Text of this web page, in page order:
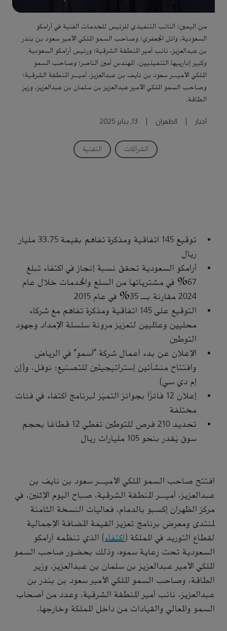
من اليمين: النائب التنفيذي للرئيس للخدمات الفنية في أرامكو
السعودية، وائل الجعفري؛ وصاحب السمو الملكي الأمير سعود بن بندر
بن عبدالعزيز، نائب أمير المنطقة الشرقية؛ ورئيس أرامكو السعودية
وكبير إدارييها التنفيذيين، المهندس أمين الناصر؛ وصاحب السمو
الملكي الأميـر سعود بن نايف بن عبدالعزيز، أميـر المنطقة الشرقية؛
وصاحب السمو الملكي الأمير عبدالعزيز بن سلمان بن عبدالعزيز، وزير
الطاقة.
أخبار الظهران 13, يناير 2025
الشراكات التقنية
توقيع 145 اتفاقية ومذكرة تفاهم بقيمة 33.75 مليار
ريال
أرامكو السعودية تحقق نسبة إنجاز في اكتفاء تبلغ
67% في مشترياتها من السلع والخدمات خلال عام
2024 مقارنة بـ 35% في عام 2015
التوقيع على 145 اتفاقية ومذكرة تفاهم مع شركاء
محليين وعالميين لتعزيز مرونة سلسلة الإمداد وجهود
التوطين
الإعلان عن بدء أعمال شركة "أسمو" في الرياض
وافتتاح منشأتين إستراتيجيتين للتصنيع: نوفل، و(إن
إم دي سي)
إعلان 12 فائزًا بجوائز التميّز لبرنامج اكتفاء في فئات
مختلفة
تحديد 210 فرص للتوطين تغطي 12 قطاعًا بحجم
سوق يُقدر بنحو 105 مليارات ريال
افتتح صاحب السمو الملكي الأميـر سعود بن نايف بن
عبدالعزيز، أميـر المنطقة الشرقية، صباح اليوم الإثنين، في
مركز الظهران إكسبو بالدمام، فعاليات النسخة الثامنة
لمنتدى ومعرض برنامج تعزيز القيمة المُضافة الإجمالية
لقطاع التوريد في المملكة (اكتفاء) الذي تنظمه أرامكو
السعودية تحت رعاية سموه، وذلك بحضور صاحب السمو
الملكي الأمير عبدالعزيز بن سلمان بن عبدالعزيز، وزير
الطاقة، وصاحب السمو الملكي الأمير سعود بن بندر بن
عبدالعزيز، نائب أمير المنطقة الشرقية، وعدد من أصحاب
السمو والمعالي والقيادات من داخل المملكة وخارجها.